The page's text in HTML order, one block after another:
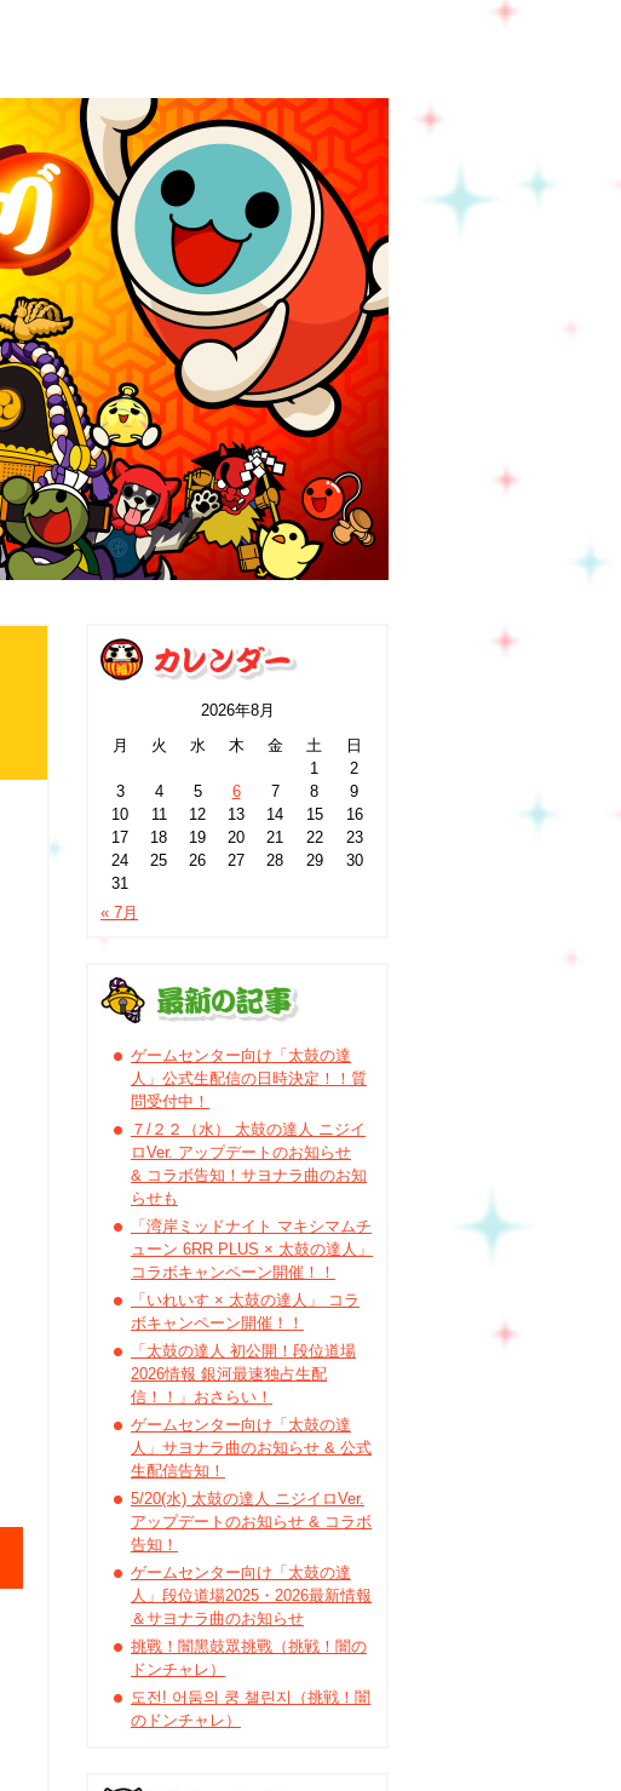
2026年8月
月
火 水 木 金 土
日
1
2
3
4 5 6 7 8
9
10
11 12 13 14 15
16
17
18 19 20 21 22
23
24
25 26 27 28 29
30
31
« 7月
ゲームセンター向け「太鼓の達
人」公式生配信の日時決定！！質
問受付中！
７/２２（水） 太鼓の達人 ニジイ
ロVer. アップデートのお知らせ
& コラボ告知！サヨナラ曲のお知
らせも
「湾岸ミッドナイト マキシマムチ
ューン 6RR PLUS × 太鼓の達人」
コラボキャンペーン開催！！
「いれいす × 太鼓の達人」 コラ
ボキャンペーン開催！！
「太鼓の達人 初公開！段位道場
2026情報 銀河最速独占生配
信！！」おさらい！
ゲームセンター向け「太鼓の達
人」サヨナラ曲のお知らせ & 公式
生配信告知！
5/20(水) 太鼓の達人 ニジイロVer.
アップデートのお知らせ & コラボ
告知！
ゲームセンター向け「太鼓の達
人」段位道場2025・2026最新情報
＆サヨナラ曲のお知らせ
挑戰！闇黑鼓眾挑戰（挑戦！闇の
ドンチャレ）
도전! 어둠의 쿵 챌린지（挑戦！闇
のドンチャレ）